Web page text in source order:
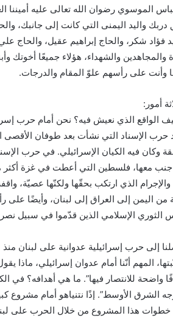
الموسوي رضوان الله تعالى عليه أميننا
دربك واليد اليمنى التي كانت إلى جانبك،
فؤاد شكر، والحاج إبراهيم عقيل،
والمجاهدين والشهداء، هؤلاء جميعًا أخوتك
وأنت على رأسهم علوّ المقام والدرجات.
أمور:
الواقع الذي نعيش فيه؟ نحن أمام حرب
حرب الإسناد التي نشأت بعد طوفان
وكان فيه الكيان الإسرائيلي. في حرب
والإجرام الذي ارتكب بحقّها ولكنّها عصيّة،
من اليمن إلى العراق إلى لبنان، وأيضًا على
الثوري الإسلامي الذين قدّموا في سبيل
إلى حرب إسرائيلية عدوانية على لبنان
المهم أنّنا أمام عدوان إسرائيلي، ماذا
واضحة للانتصار فيها”. ما هي أهدافه؟
وجه الشرق الأوسط”. إذًا نتنياهو أمام
هذا المشروع من خلال الحرب على